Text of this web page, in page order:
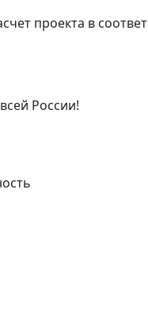
проекта в
России!